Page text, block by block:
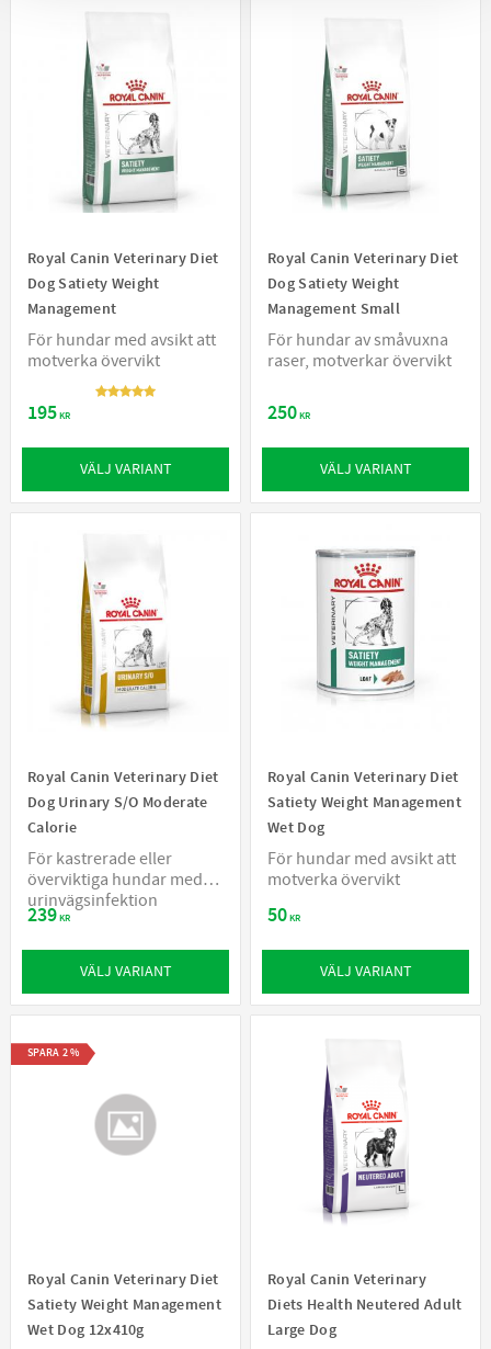
Royal Canin Veterinary Diet
Dog Satiety Weight
Management
För hundar med avsikt att
motverka övervikt
195KR
VÄLJ VARIANT
Royal Canin Veterinary Diet
Dog Satiety Weight
Management Small
För hundar av småvuxna
raser, motverkar övervikt
250KR
VÄLJ VARIANT
Royal Canin Veterinary Diet
Dog Urinary S/O Moderate
Calorie
För kastrerade eller
överviktiga hundar med
urinvägsinfektion
239KR
VÄLJ VARIANT
Royal Canin Veterinary Diet
Satiety Weight Management
Wet Dog
För hundar med avsikt att
motverka övervikt
50KR
VÄLJ VARIANT
Royal Canin Veterinary Diet
Satiety Weight Management
Wet Dog 12x410g
SPARA 2%
Royal Canin Veterinary
Diets Health Neutered Adult
Large Dog